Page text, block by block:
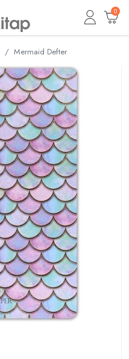
0
Mermaid Defter